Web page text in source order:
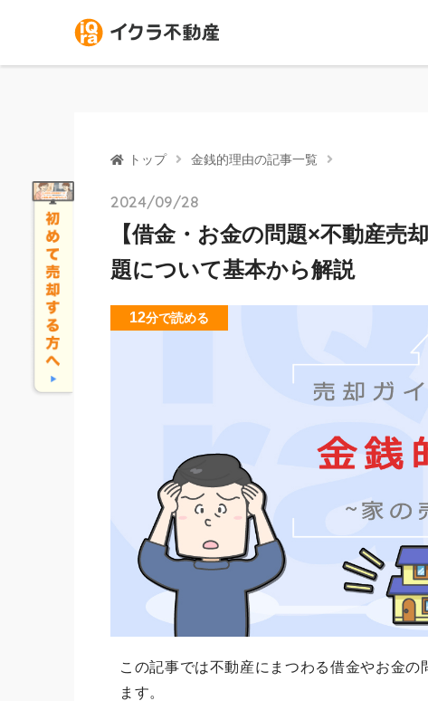
トップ 金銭的理由の記事一覧
2024/09/28
【借金・お金の問題×不動産売
題について基本から解説
12分で読める
この記事では不動産にまつわる借金やお金
ます。